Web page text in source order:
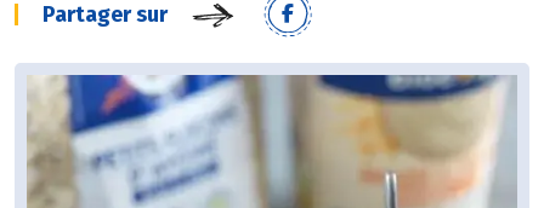
Partager sur